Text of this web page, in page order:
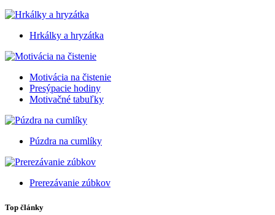
Hrkálky a hryzátka
Motivácia na čistenie
Presýpacie hodiny
Motivačné tabuľky
Púzdra na cumlíky
Prerezávanie zúbkov
Top články